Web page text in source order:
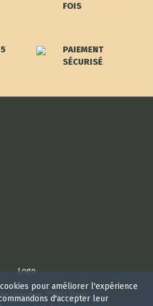
FOIS
PAIEMENT
SÉCURISÉ
Vivienne, 75002 Paris
pour améliorer l'expérience
d'accepter leur